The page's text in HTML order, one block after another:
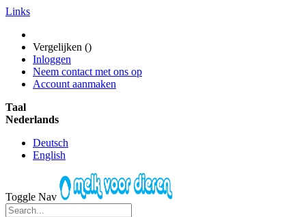
Links
Vergelijken ()
Inloggen
Neem contact met ons op
Account aanmaken
Taal
Nederlands
Deutsch
English
Toggle Nav